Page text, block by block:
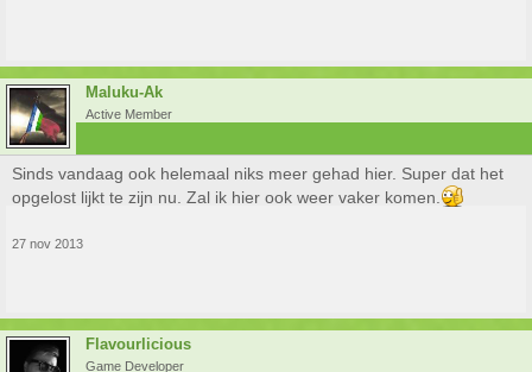
Maluku-Ak
Active Member
Sinds vandaag ook helemaal niks meer gehad hier. Super dat het
opgelost lijkt te zijn nu. Zal ik hier ook weer vaker komen.
27 nov 2013
Flavourlicious
Game Developer